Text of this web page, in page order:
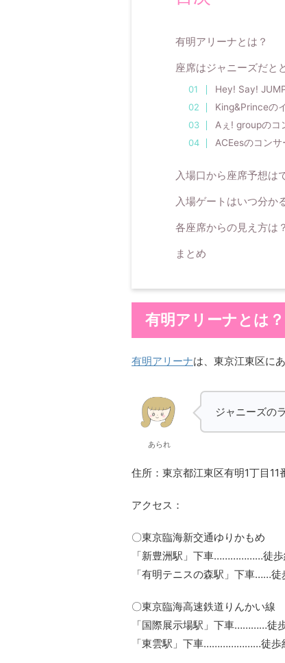
有明アリーナとは？
座席はジャニーズだと
Hey! Say!
King&Princeの
Aぇ! groupのコ
ACEesのコン
入場口から座席予想は
入場ゲートはいつ分か
各座席からの見え方は？
まとめ
有明アリーナとは？
有明アリーナは、東京江東区に
あられ
ジャニーズの
住所：東京都江東区有明1丁目11
アクセス：
〇東京臨海新交通ゆりかもめ
「新豊洲駅」下車………………徒歩
「有明テニスの森駅」下車……徒
〇東京臨海高速鉄道りんかい線
「国際展示場駅」下車…………徒
「東雲駅」下車…………………徒歩